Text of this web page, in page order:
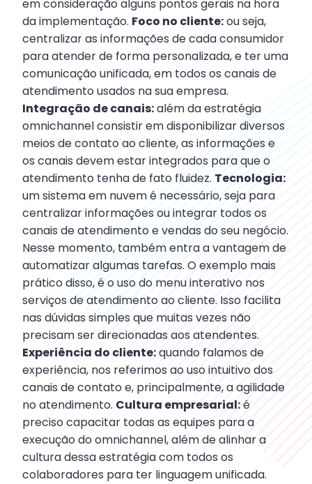
em consideração alguns pontos gerais na hora
da implementação. Foco no cliente:ou seja,
centralizar as informações de cada consumidor
para atender de forma personalizada, e ter uma
comunicação unificada, em todos os canais de
atendimento usados na sua empresa.
Integração de canais:além da estratégia
omnichannel consistir em disponibilizar diversos
meios de contato ao cliente, as informações e
os canais devem estar integrados para que o
atendimento tenha de fato fluidez. Tecnologia:
um sistema em nuvem é necessário, seja para
centralizar informações ou integrar todos os
canais de atendimento e vendas do seu negócio.
Nesse momento, também entra a vantagem de
automatizar algumas tarefas. O exemplo mais
prático disso, é o uso do menu interativo nos
serviços de atendimento ao cliente. Isso facilita
nas dúvidas simples que muitas vezes não
precisam ser direcionadas aos atendentes.
Experiência do cliente:quando falamos de
experiência, nos referimos ao uso intuitivo dos
canais de contato e, principalmente, a agilidade
no atendimento. Cultura empresarial:é
preciso capacitar todas as equipes para a
execução do omnichannel, além de alinhar a
cultura dessa estratégia com todos os
colaboradores para ter linguagem unificada.